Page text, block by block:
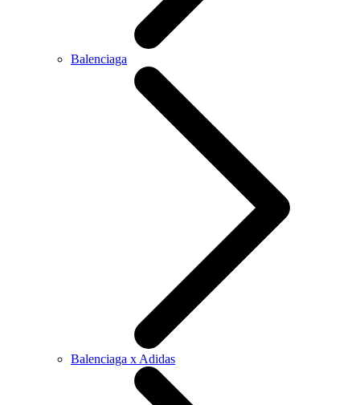
Balenciaga
Balenciaga x Adidas